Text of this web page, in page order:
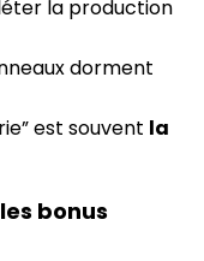
la production
dorment
est souvent la
bonus